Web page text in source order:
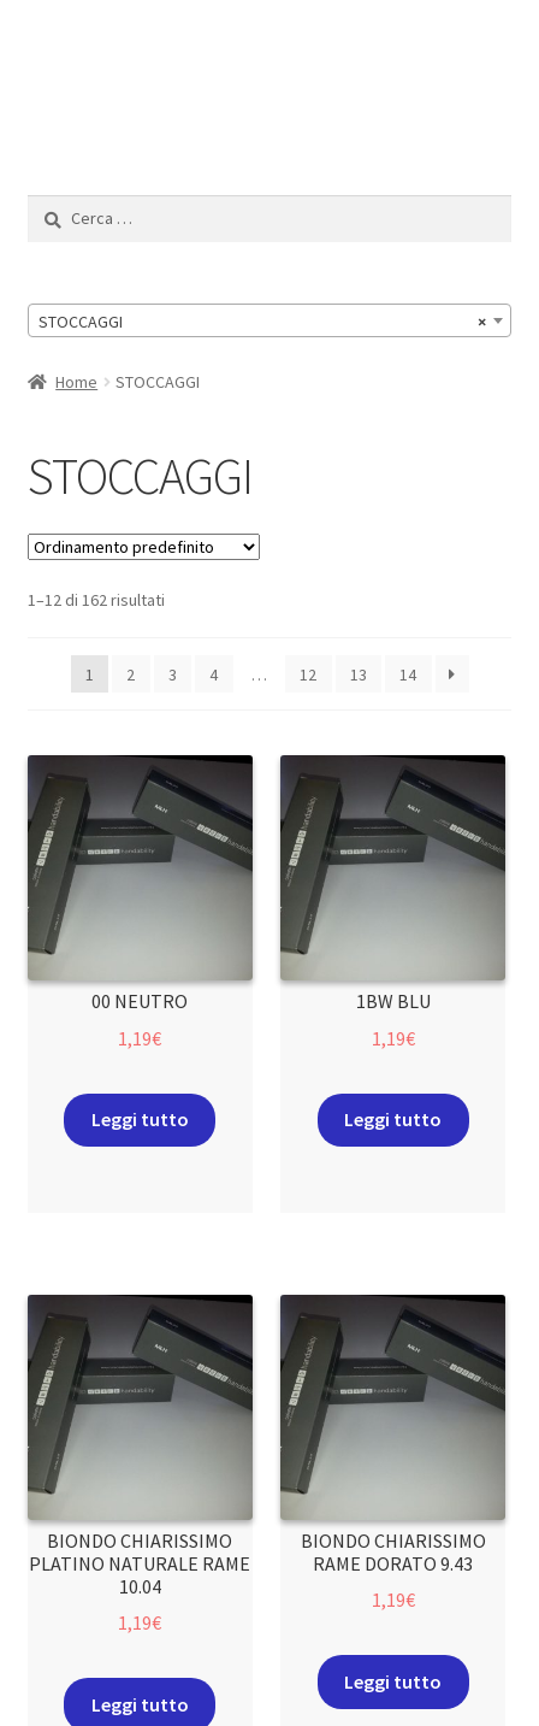
×
STOCCAGGI
Home STOCCAGGI
STOCCAGGI
1–12 di 162 risultati
1 2 3 4 … 12 13 14
00 NEUTRO
1,19€
Leggi tutto
1BW BLU
1,19€
Leggi tutto
BIONDO CHIARISSIMO
PLATINO NATURALE RAME
10.04
1,19€
Leggi tutto
BIONDO CHIARISSIMO
RAME DORATO 9.43
1,19€
Leggi tutto